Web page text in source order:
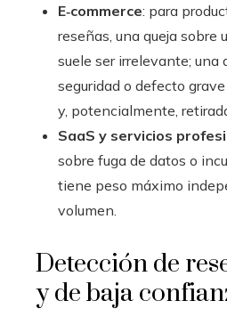
E‑commerce: para
reseñas, una queja sobre
suele ser irrelevante; una
seguridad o defecto
y, potencialmente,
SaaS y servicios
sobre fuga de datos o
tiene peso máximo
volumen.
Detección de
y de baja